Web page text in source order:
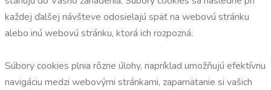
každej ďalšej návšteve odosielajú späť na webovú stránku
alebo inú webovú stránku, ktorá ich rozpozná.
Súbory cookies plnia rôzne úlohy, napríklad umožňujú efektívnu
navigáciu medzi webovými stránkami, zapamätanie si vašich